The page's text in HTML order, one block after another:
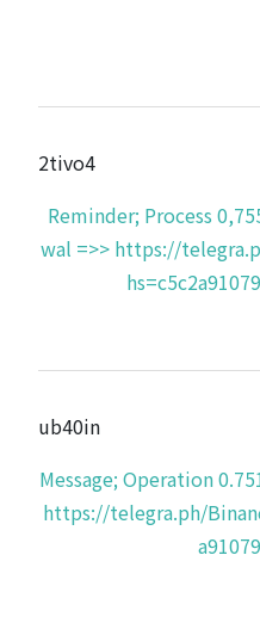
2tivo4
Reminder; Process
wal =>> https://
ub40in
Message; Operation
https://telegra.ph/